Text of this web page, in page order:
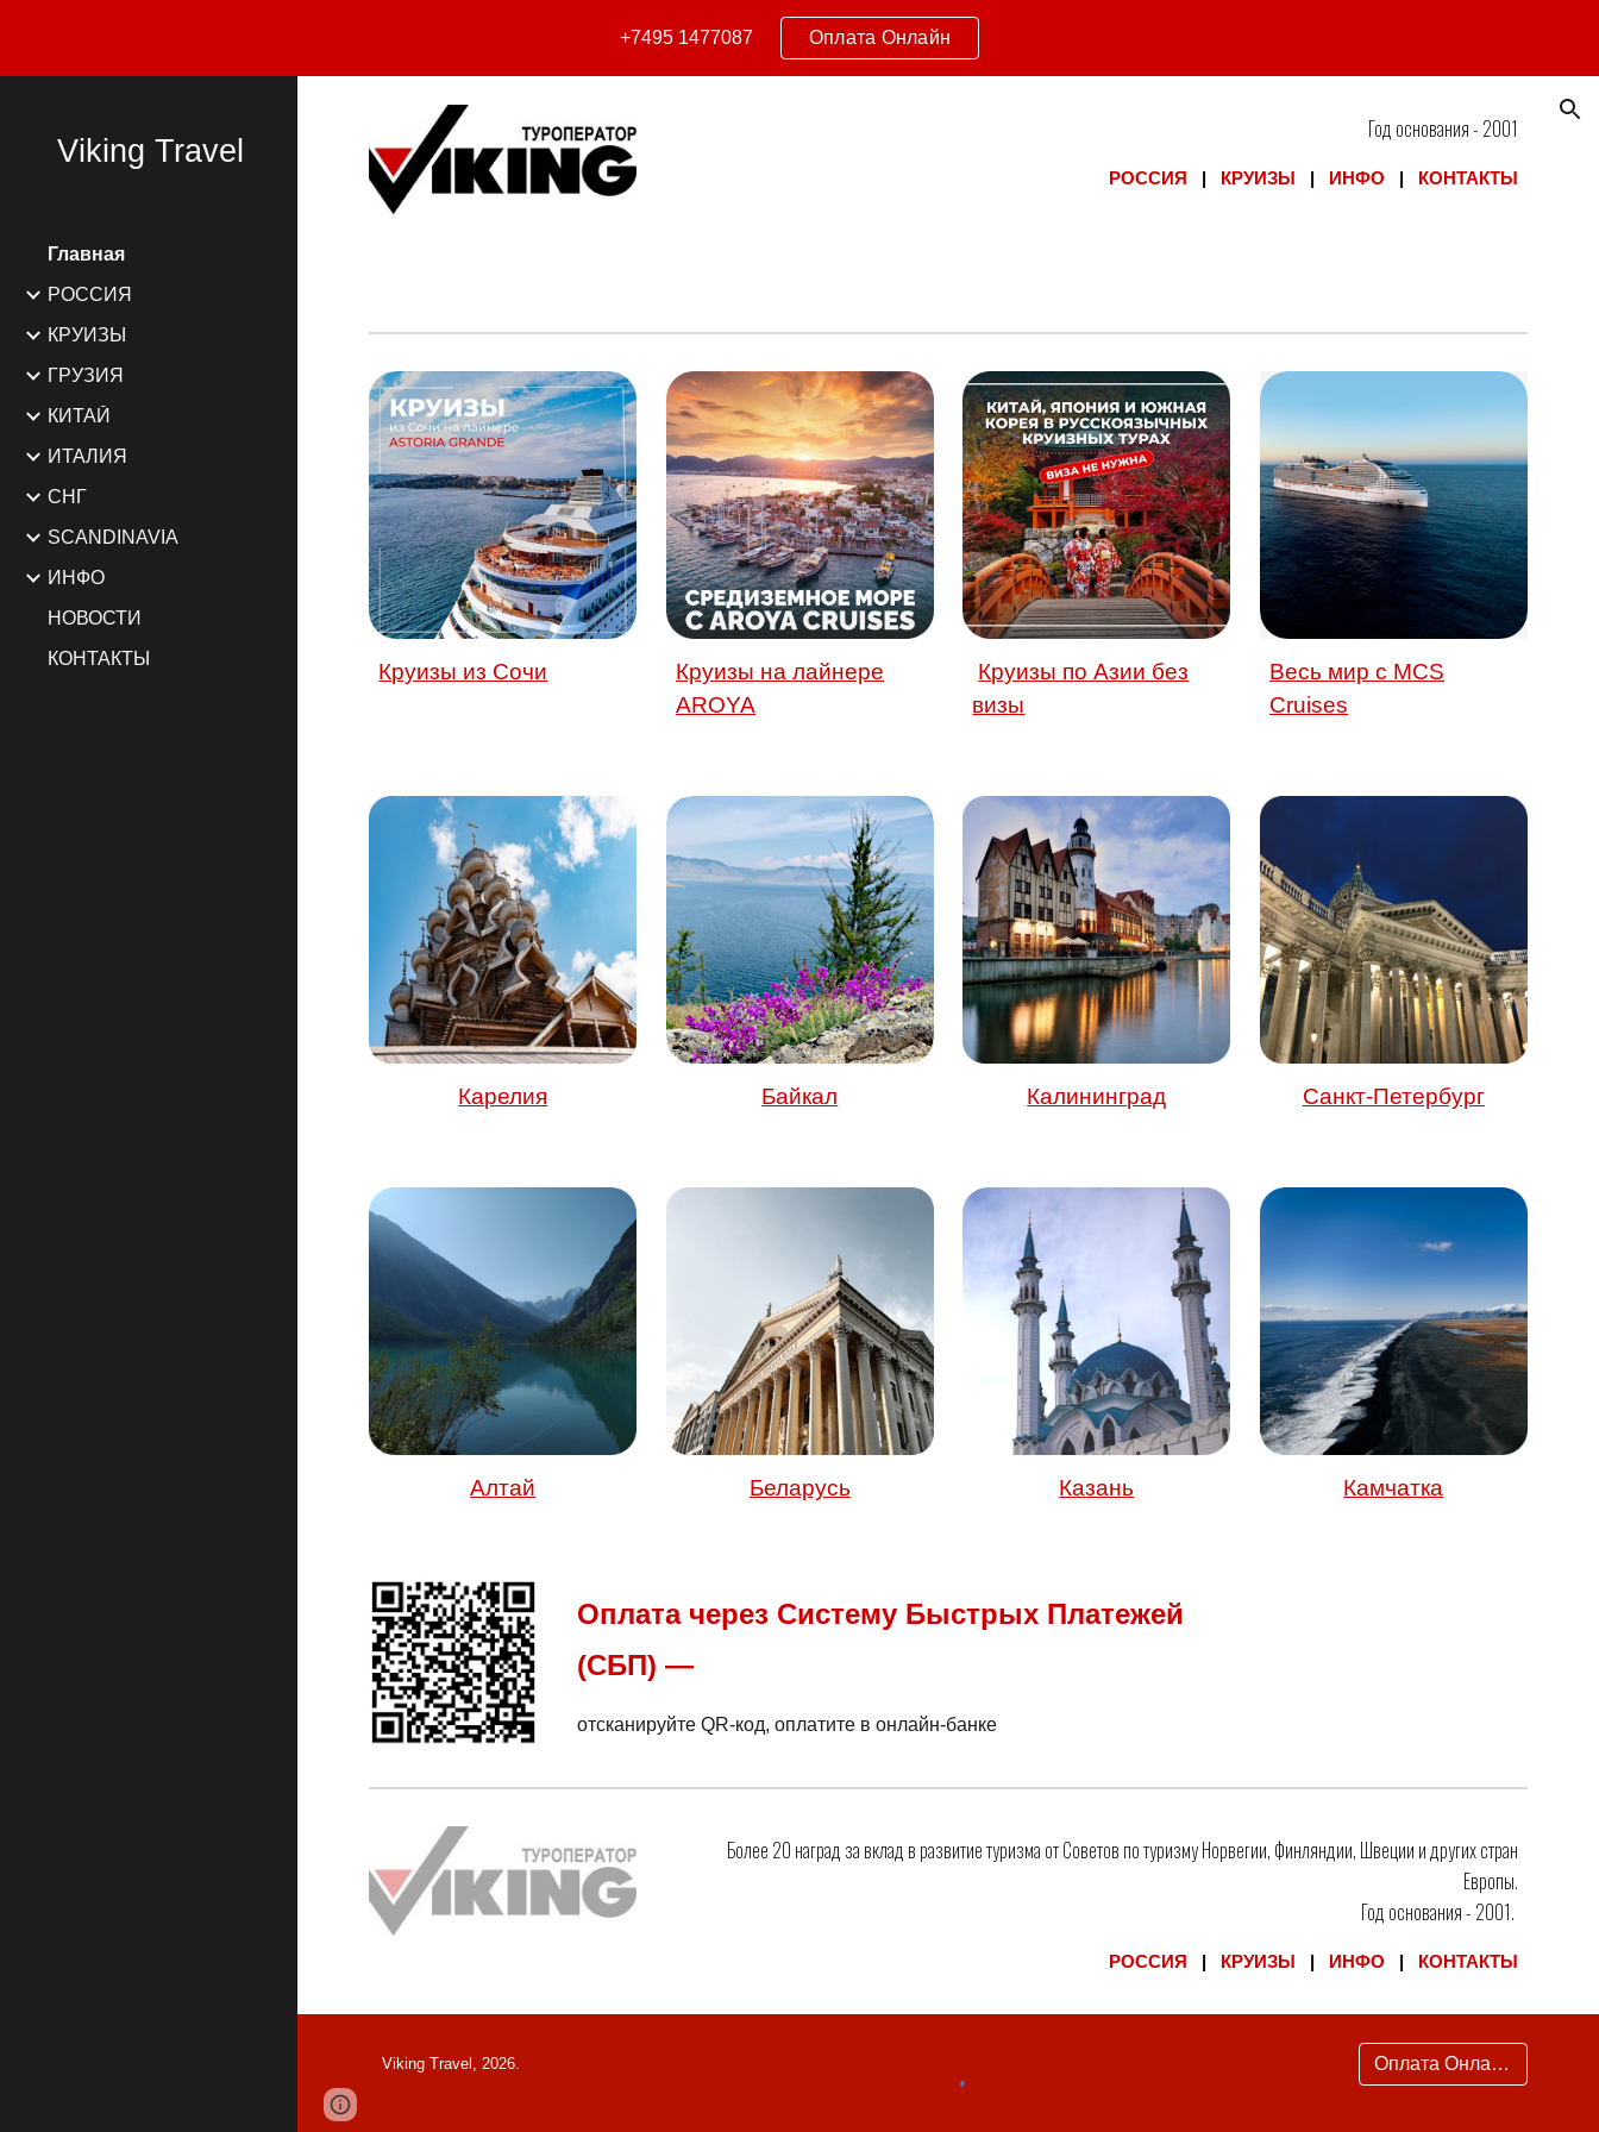
Skip to main content Skip to navigation
+7495 1477087 Оплата Онлайн
Viking Travel
Главная
РОССИЯ
КРУИЗЫ
ГРУЗИЯ
КИТАЙ
ИТАЛИЯ
СНГ
SCANDINAVIA
ИНФО
НОВОСТИ
КОНТАКТЫ
Год основания - 2001
РОССИЯ КРУИЗЫ ИНФО КОНТАКТЫ
Круизы из Сочи
Круизы на лайнере
AROYA
Круизы по Азии без
визы
Весь мир с MCS
Сruises
Карелия Байкал Калининград Санкт-Петербург
Алтай Беларусь Казань Камчатка
Оплата через Систему Быстрых Платежей
(СБП) —
отсканируйте QR-код, оплатите в онлайн-банке
Более 20 наград за вклад в развитие туризма от Советов по туризму Норвегии, Финляндии, Швеции и других стран
Европы.
Год основания - 2001.
РОССИЯ КРУИЗЫ ИНФО КОНТАКТЫ
Viking Travel, 2026. Оплата Онлайн